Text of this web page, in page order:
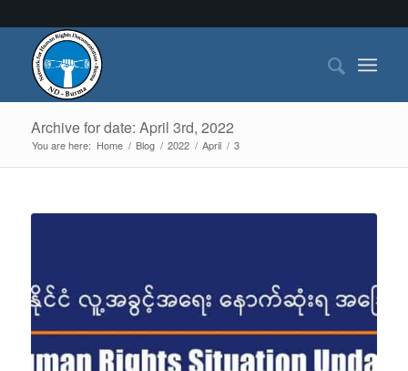
Archive for date: April 3rd, 2022
You are here: Home / Blog / 2022 / April / 3